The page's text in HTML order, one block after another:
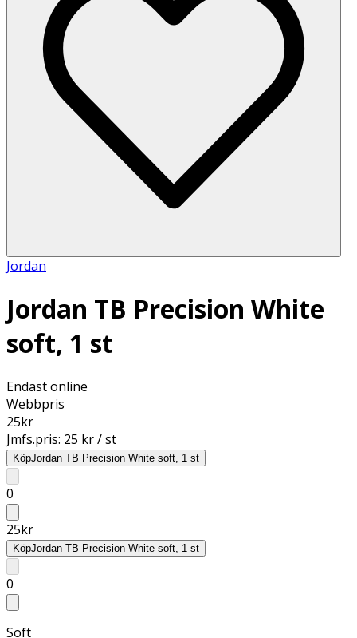
Jordan
Jordan TB Precision White
soft, 1 st
Endast online
Webbpris
25kr
Jmfs.pris: 25 kr / st
KöpJordan TB Precision White soft, 1 st
0
25kr
KöpJordan TB Precision White soft, 1 st
0
Soft